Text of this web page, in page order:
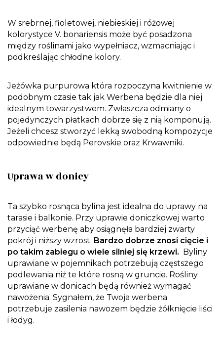
W srebrnej, fioletowej, niebieskiej i różowej
kolorystyce V. bonariensis może być posadzona
między roślinami jako wypełniacz, wzmacniając i
podkreślając chłodne kolory.
Jeżówka purpurowa która rozpoczyna kwitnienie w
podobnym czasie tak jak Werbena będzie dla niej
idealnym towarzystwem. Zwłaszcza odmiany o
pojedynczych płatkach dobrze się z nią komponują.
Jeżeli chcesz stworzyć lekką swobodną kompozycje
odpowiednie będą Perovskie oraz Krwawniki.
Uprawa w donicy
Ta szybko rosnąca bylina jest idealna do uprawy na
tarasie i balkonie. Przy uprawie doniczkowej warto
przyciąć werbenę aby osiągnęła bardziej zwarty
pokrój i niższy wzrost. Bardzo dobrze znosi cięcie i
po takim zabiegu o wiele silniej się krzewi. Byliny
uprawiane w pojemnikach potrzebują częstszego
podlewania niż te które rosną w gruncie. Rośliny
uprawiane w donicach będą również wymagać
nawożenia. Sygnałem, że Twoja werbena
potrzebuje zasilenia nawozem będzie żółknięcie liści
i łodyg.